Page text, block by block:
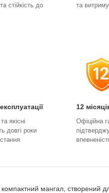
стійкість до
та
якісні
довгі роки
12
Офіційна
мангал, створений